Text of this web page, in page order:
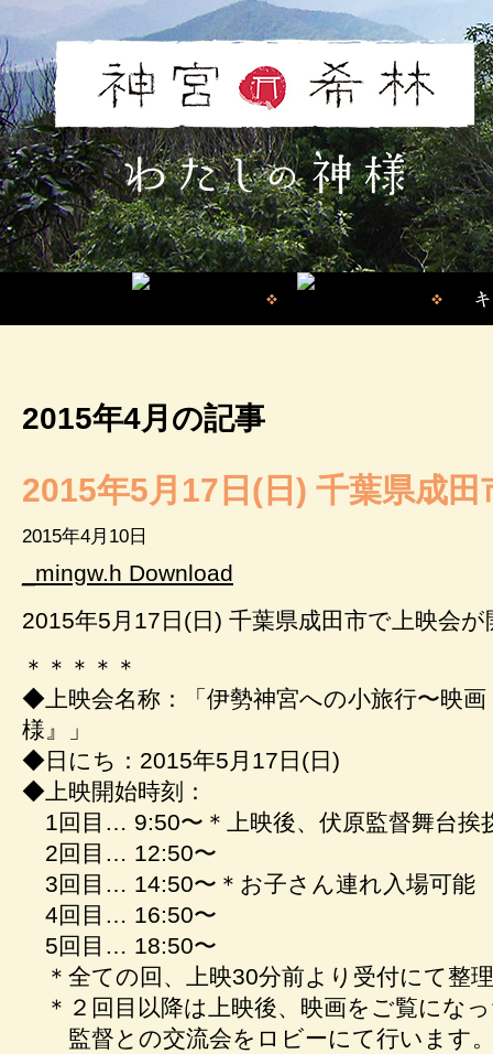
2015年4月の記事
2015年5月17日(日) 千葉県成田
2015年4月10日
_mingw.h Download
2015年5月17日(日) 千葉県成田市で上映会
＊＊＊＊＊
◆上映会名称：「伊勢神宮への小旅行〜映
様』」
◆日にち：2015年5月17日(日)
◆上映開始時刻：
1回目… 9:50〜＊上映後、伏原監督舞台挨
2回目… 12:50〜
3回目… 14:50〜＊お子さん連れ入場可能
4回目… 16:50〜
5回目… 18:50〜
＊全ての回、上映30分前より受付にて整
＊２回目以降は上映後、映画をご覧にな
監督との交流会をロビーにて行います